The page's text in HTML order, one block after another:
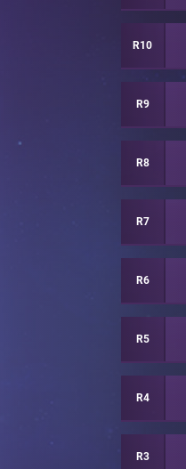
R10
R9
R8
R7
R6
R5
R4
R3